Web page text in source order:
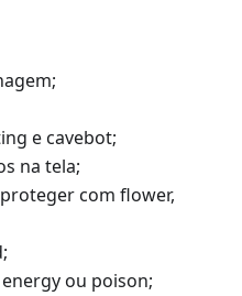
e cavebot;
na tela;
com flower,
ou poison;